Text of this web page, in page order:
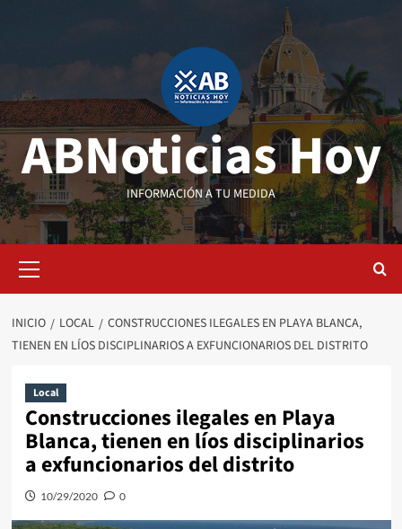
ABNoticias Hoy
INFORMACIÓN A TU MEDIDA
primario
INICIO LOCAL
CONSTRUCCIONES ILEGALES EN PLAYA BLANCA,
TIENEN EN LÍOS DISCIPLINARIOS A EXFUNCIONARIOS DEL DISTRITO
Local
Construcciones ilegales en Playa
Blanca, tienen en líos disciplinarios
a exfuncionarios del distrito
10/29/2020 0